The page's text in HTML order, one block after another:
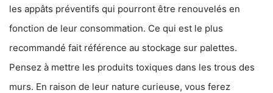
les appâts préventifs qui pourront être renouvelés en
fonction de leur consommation. Ce qui est le plus
recommandé fait référence au stockage sur palettes.
Pensez à mettre les produits toxiques dans les trous des
murs. En raison de leur nature curieuse, vous ferez